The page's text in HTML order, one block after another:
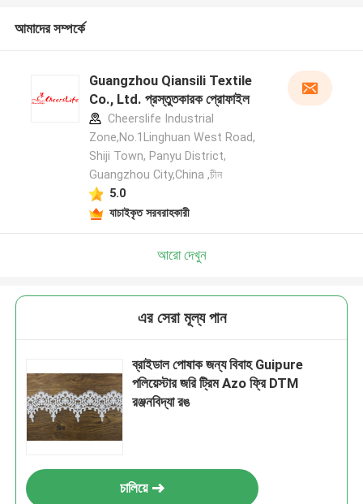
আমাদের সম্পর্কে
Guangzhou Qiansili Textile
Co., Ltd. প্রস্তুতকারক প্রোফাইল
Cheerslife Industrial
Zone,No.1Linghuan West Road,
Shiji Town, Panyu District,
Guangzhou City,China ,চীন
5.0
যাচাইকৃত সরবরাহকারী
আরো দেখুন
এর সেরা মূল্য পান
ব্রাইডাল পোষাক জন্য বিবাহ Guipure
পলিয়েস্টার জরি ট্রিম Azo ফ্রি DTM
রঞ্জনবিদ্যা রঙ
চালিয়ে